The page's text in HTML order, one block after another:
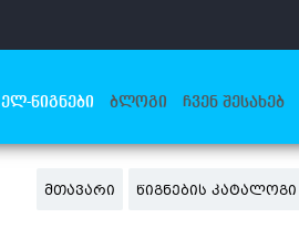
ᲔᲚ-ᲬᲘᲒᲜᲔᲑᲘ ᲑᲚᲝᲒᲘ ᲩᲕᲔᲜ ᲨᲔᲡᲐᲮᲔᲑ
ᲛᲗᲐᲕᲐᲠᲘ ᲬᲘᲒᲜᲔᲑᲘᲡ ᲙᲐᲢᲐᲚᲝᲒᲘ